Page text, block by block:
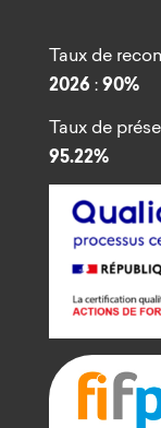
Taux de
2026 :90%
Taux de
95.22%